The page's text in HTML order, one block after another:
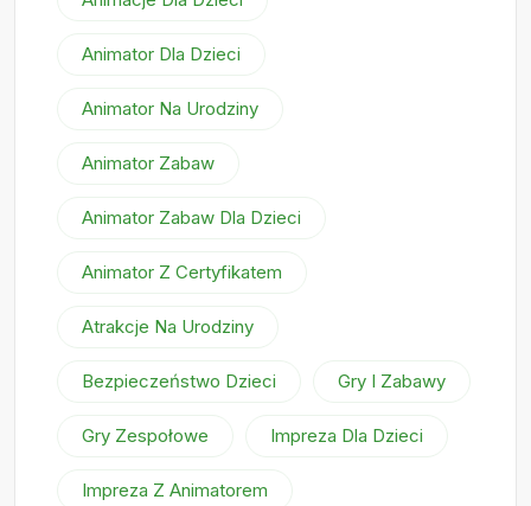
Animator Dla Dzieci
Animator Na Urodziny
Animator Zabaw
Animator Zabaw Dla Dzieci
Animator Z Certyfikatem
Atrakcje Na Urodziny
Bezpieczeństwo Dzieci Gry I Zabawy
Gry Zespołowe Impreza Dla Dzieci
Impreza Z Animatorem